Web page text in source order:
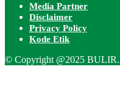
Media Partner
Disclaimer
Privacy Policy
Kode Etik
© Copyright @2025